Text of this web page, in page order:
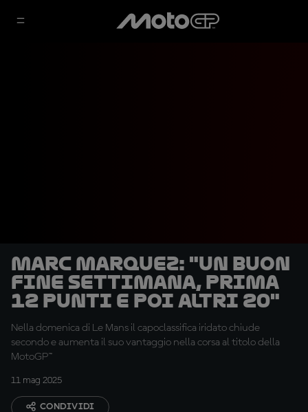
Marc Marquez: "Un buon
fine settimana, prima
12 punti e poi altri 20"
Nella domenica di Le Mans il capoclassifica iridato chiude
secondo e aumenta il suo vantaggio nella corsa al titolo della
MotoGP™
11 mag 2025
CONDIVIDI